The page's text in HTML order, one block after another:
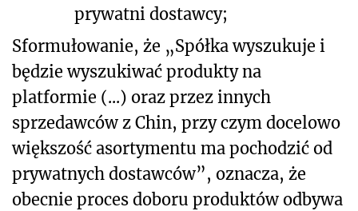
prywatni dostawcy;
Sformułowanie, że „Spółka wyszukuje i
będzie wyszukiwać produkty na
platformie (...) oraz przez innych
sprzedawców z Chin, przy czym docelowo
większość asortymentu ma pochodzić od
prywatnych dostawców”, oznacza, że
obecnie proces doboru produktów odbywa